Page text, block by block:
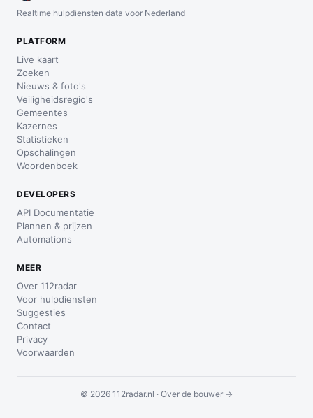
Realtime hulpdiensten data voor Nederland
PLATFORM
Live kaart
Zoeken
Nieuws & foto's
Veiligheidsregio's
Gemeentes
Kazernes
Statistieken
Opschalingen
Woordenboek
DEVELOPERS
API Documentatie
Plannen & prijzen
Automations
MEER
Over 112radar
Voor hulpdiensten
Suggesties
Contact
Privacy
Voorwaarden
© 2026 112radar.nl · Over de bouwer →